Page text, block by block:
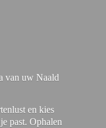
van uw Naald
en kies
past. Ophalen